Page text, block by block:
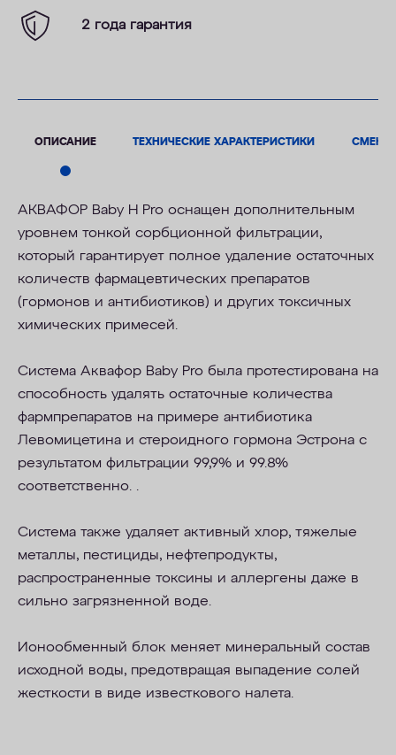
2 года гарантия
ОПИСАНИЕ ТЕХНИЧЕСКИЕ ХАРАКТЕРИСТИКИ
АКВАФОР Baby Н Pro оснащен дополнительным
уровнем тонкой сорбционной фильтрации,
который гарантирует полное удаление остаточных
количеств фармацевтических препаратов
(гормонов и антибиотиков) и других токсичных
химических примесей.
Система Аквафор Baby Pro была протестирована на
способность удалять остаточные количества
фармпрепаратов на примере антибиотика
Левомицетина и стероидного гормона Эстрона с
результатом фильтрации 99,9% и 99.8%
соответственно. .
Система также удаляет активный хлор, тяжелые
металлы, пестициды, нефтепродукты,
распространенные токсины и аллергены даже в
сильно загрязненной воде.
Ионообменный блок меняет минеральный состав
исходной воды, предотвращая выпадение солей
жесткости в виде известкового налета.